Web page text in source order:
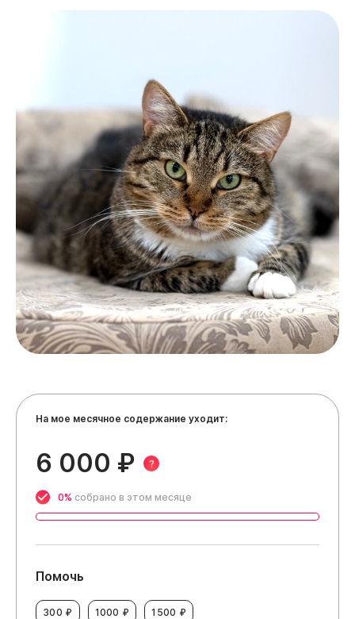
На мое месячное содержание уходит:
6 000 ₽ ?
0% собрано в этом месяце
Помочь
300 ₽ 1000 ₽ 1500 ₽